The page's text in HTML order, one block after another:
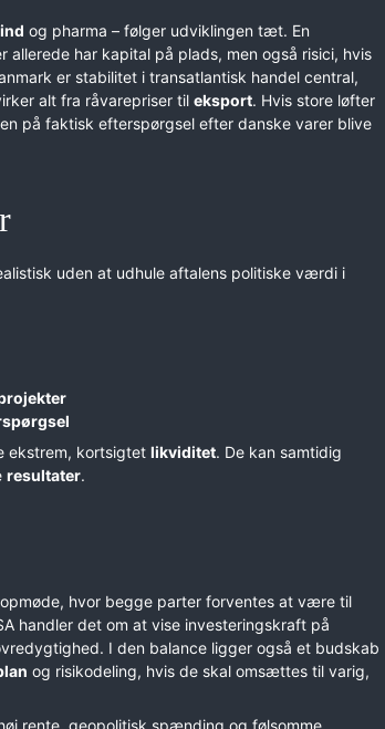
og pharma – følger udviklingen tæt. En
har kapital på plads, men også risici, hvis
er stabilitet i transatlantisk handel central,
alt fra råvarepriser til eksport. Hvis store løfter
på faktisk efterspørgsel efter danske varer blive
uden at udhule aftalens politiske værdi i
ekstrem, kortsigtet likviditet. De kan samtidig
resultater.
hvor begge parter forventes at være til
handler det om at vise investeringskraft på
I den balance ligger også et budskab
og risikodeling, hvis de skal omsættes til varig,